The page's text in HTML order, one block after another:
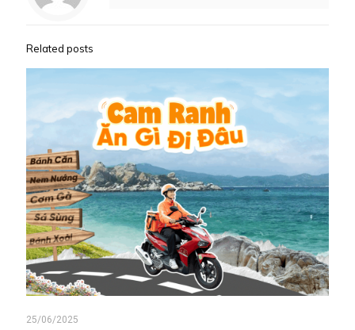
Related posts
25/06/2025